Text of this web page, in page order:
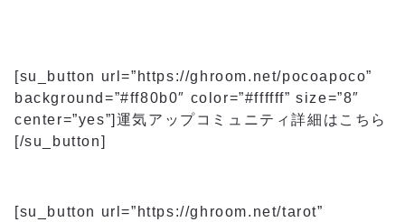
[su_button url=”https://ghroom.net/pocoapoco”
background=”#ff80b0″ color=”#ffffff” size=”8″
center=”yes”]運気アップコミュニティ詳細はこちら
[/su_button]
[su_button url=”https://ghroom.net/tarot”